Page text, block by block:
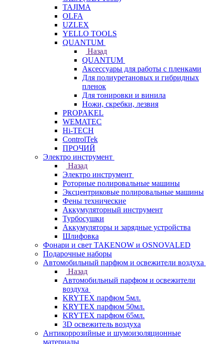
TAJIMA
OLFA
UZLEX
YELLO TOOLS
QUANTUM
Назад
QUANTUM
Аксессуары для работы с пленками
Для полиуретановых и гибридных
пленок
Для тонировки и винила
Ножи, скребки, лезвия
PROPAKEL
WEMATEC
Hi-TECH
ControlTek
ПРОЧИЙ
Электро инструмент
Назад
Электро инструмент
Роторные полировальные машины
Эксцентриковые полировальные машины
Фены технические
Аккумуляторный инструмент
Турбосушки
Аккумуляторы и зарядные устройства
Шлифовка
Фонари и свет TAKENOW и OSNOVALED
Подарочные наборы
Автомобильный парфюм и освежители воздуха
Назад
Автомобильный парфюм и освежители
воздуха
KRYTEX парфюм 5мл.
KRYTEX парфюм 50мл.
KRYTEX парфюм 65мл.
3D освежитель воздуха
Антикоррозийные и шумоизоляционные
материалы